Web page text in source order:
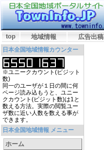
top 地域情報 広告出稿
日本全国地域情報カウンター
※ユニークカウント(ビジット
数)
同一のユーザが１日の間に何
ページ読み込もうと、ユニー
クカウント(ビジット数)は1と
数える方法。実際の閲覧ユー
ザ数に近い人数を数える事が
できます。
日本全国地域情報 メニュー
ホーム